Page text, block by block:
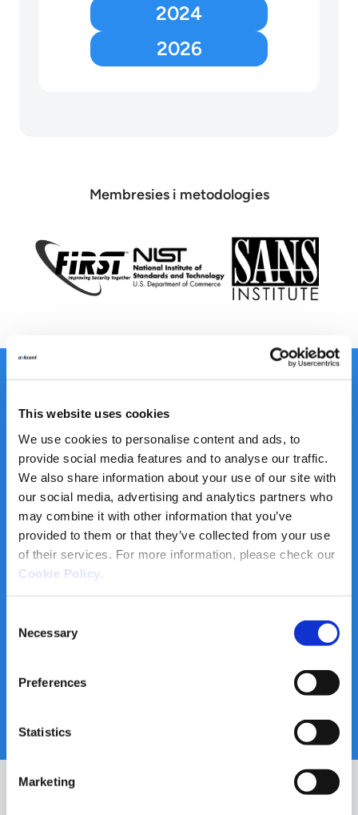
This website uses cookies
We use cookies to personalise content and ads, to
provide social media features and to analyse our traffic.
We also share information about your use of our site with
our social media, advertising and analytics partners who
may combine it with other information that you’ve
provided to them or that they’ve collected from your use
of their services. For more information, please check our
Cookie Policy
Selection
Necessary
Preferences
Statistics
Marketing
2024
2026
Membresies i metodologies
Certificacions
ENS (Categoria Alta)
Esquema Nacional de Seguridad
Certificat ENS Ackcent
Sistema de gestión de seguridad
AENOR certifica Ackcent